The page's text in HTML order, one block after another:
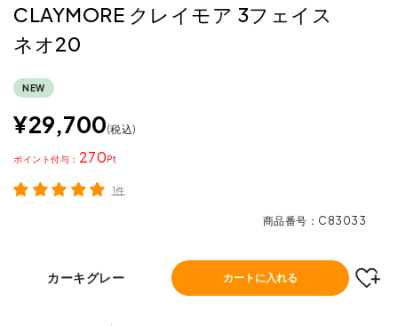
CLAYMORE クレイモア 3フェイス
ネオ20
NEW
¥29,700 税込
270
ポイント
1件
商品番号 C83033
カーキグレー カートに入れる